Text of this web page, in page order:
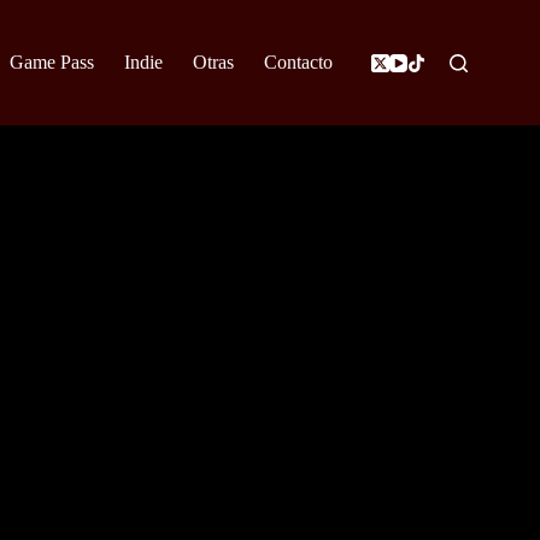
Game Pass Indie Otras Contacto